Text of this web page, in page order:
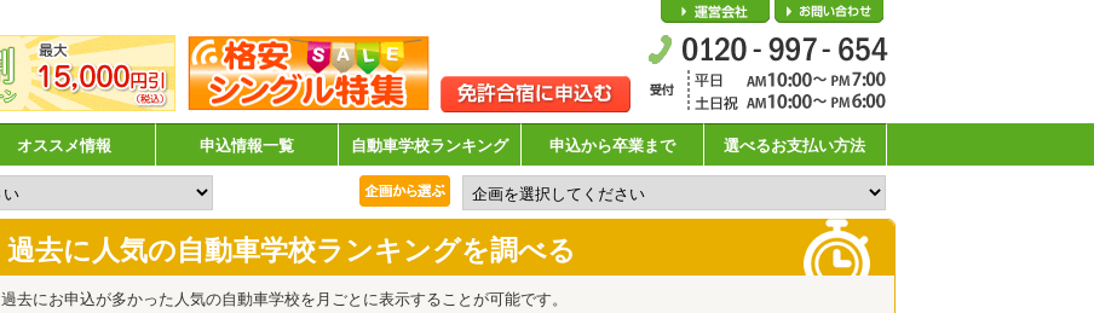
会社概要
オススメ情報 申込情報一覧 自動車学校ランキング 申込から卒業まで 選べるお支払い方法
過去に人気の自動車学校ランキングを調べる
過去にお申込が多かった人気の自動車学校を月ごとに表示することが可能です。